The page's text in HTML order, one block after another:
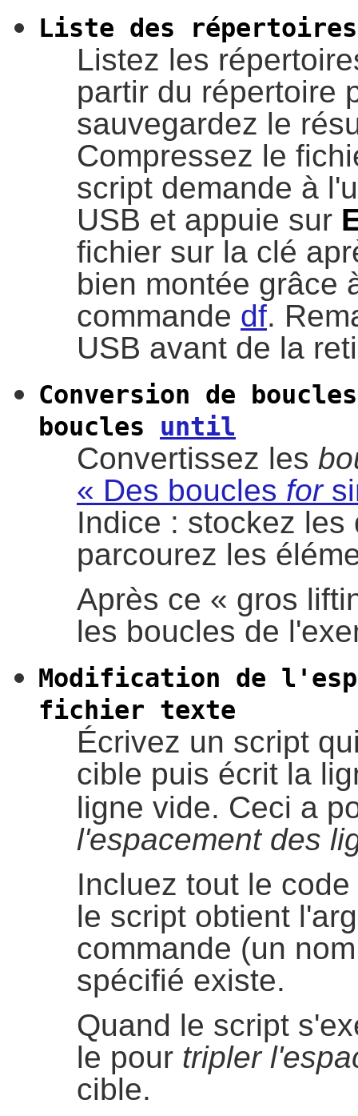
Liste des
Listez les
partir du répertoire
sauvegardez le
Compressez le
script demande à
USB et appuie sur
fichier sur la clé
bien montée grâce
commande df.
USB avant de la
Conversion de
boucles until
Convertissez les
« Des boucles for
Indice : stockez
parcourez les
Après ce « gros
les boucles de
Modification de
fichier texte
Écrivez un script
cible puis écrit la
ligne vide. Ceci a
l'espacement des
Incluez tout le
le script obtient
commande (un
spécifié existe.
Quand le script
le pour tripler
cible.